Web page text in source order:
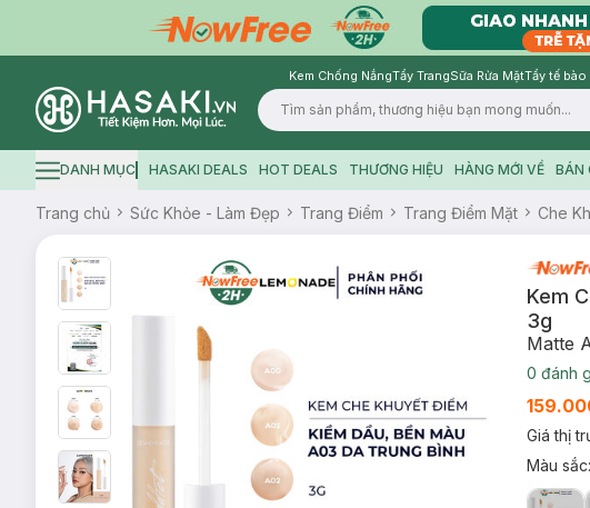
Kem Chống NắngTẩy TrangSữa Rửa MặtTẩy tế
Logo
Hamburger icon
DANH MỤC HASAKI DEALS HOT DEALS THƯƠNG HIỆU HÀNG MỚI VỀ BÁN
Trang chủ Sức Khỏe - Làm Đẹp Trang Điểm Trang Điểm Mặt Che
Kem
3g
Matte
0 đánh
Giá thị
Màu sắc: